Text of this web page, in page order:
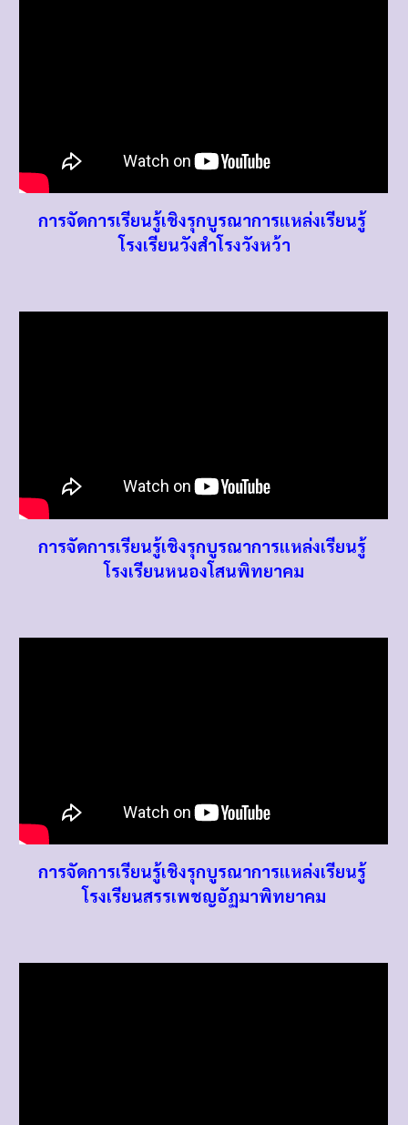
การจัดการเรียนรู้เชิงรุกบูรณาการแหล่งเรียนรู้
โรงเรียนวังสำโรงวังหว้า
การจัดการเรียนรู้เชิงรุกบูรณาการแหล่งเรียนรู้
โรงเรียนหนองโสนพิทยาคม
การจัดการเรียนรู้เชิงรุกบูรณาการแหล่งเรียนรู้
โรงเรียนสรรเพชญอัฏมาพิทยาคม